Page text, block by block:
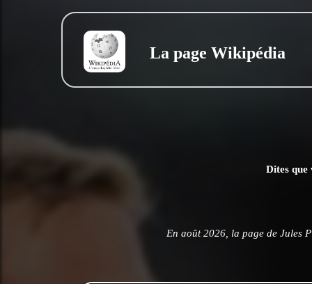
La page Wikipédia
Dites que
En août 2026, la page de Jules